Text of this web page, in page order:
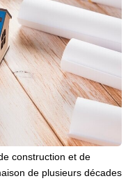
construction et de
de plusieurs décades